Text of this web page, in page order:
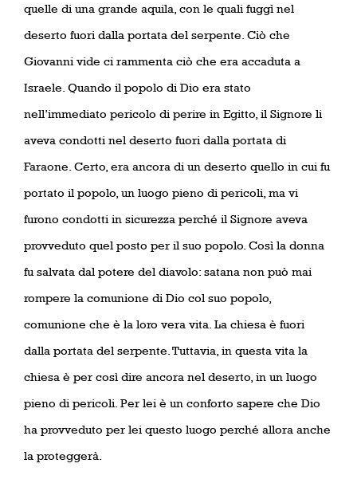
quelle di una grande aquila, con le quali fuggì nel
deserto fuori dalla portata del serpente. Ciò che
Giovanni vide ci rammenta ciò che era accaduta a
Israele. Quando il popolo di Dio era stato
nell’immediato pericolo di perire in Egitto, il Signore li
aveva condotti nel deserto fuori dalla portata di
Faraone. Certo, era ancora di un deserto quello in cui fu
portato il popolo, un luogo pieno di pericoli, ma vi
furono condotti in sicurezza perché il Signore aveva
provveduto quel posto per il suo popolo. Così la donna
fu salvata dal potere del diavolo: satana non può mai
rompere la comunione di Dio col suo popolo,
comunione che è la loro vera vita. La chiesa è fuori
dalla portata del serpente. Tuttavia, in questa vita la
chiesa è per così dire ancora nel deserto, in un luogo
pieno di pericoli. Per lei è un conforto sapere che Dio
ha provveduto per lei questo luogo perché allora anche
la proteggerà.